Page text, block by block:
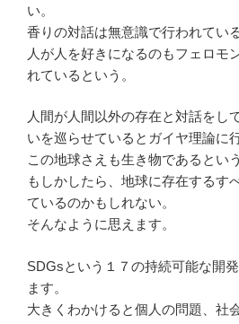
い。
香りの対話は無意識で行われている
人が人を好きになるのもフェロモ
れているという。
人間が人間以外の存在と対話をし
いを巡らせているとガイヤ理論に
この地球さえも生き物であるとい
もしかしたら、地球に存在するす
ているのかもしれない。
そんなように思えます。
SDGsという１７の持続可能な開
ます。
大きくわかけると個人の問題、社